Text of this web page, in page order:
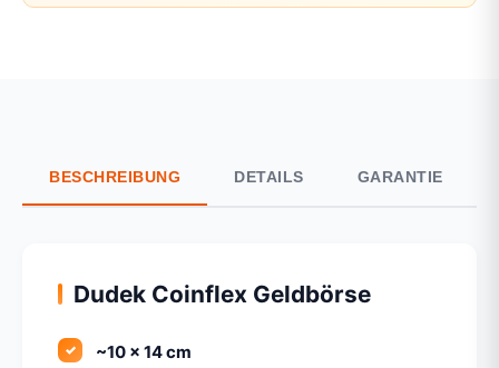
BESCHREIBUNG DETAILS GARANTIE
Dudek Coinflex Geldbörse
~10 x 14 cm